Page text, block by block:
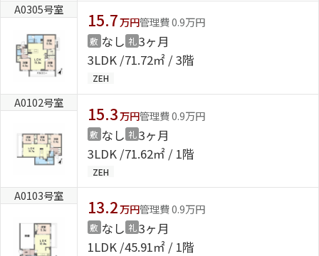
A0305号室
15.7万円管理費 0.9万円
敷 なし 礼 3ヶ月
3LDK 71.72㎡ / 3階
ZEH
A0102号室
15.3万円管理費 0.9万円
敷 なし 礼 3ヶ月
3LDK 71.62㎡ / 1階
ZEH
A0103号室
13.2万円管理費 0.9万円
敷 なし 礼 3ヶ月
1LDK 45.91㎡ / 1階